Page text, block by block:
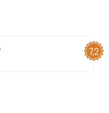
7,2